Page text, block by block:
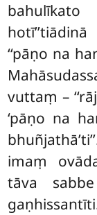
‘‘pāṇo na
vuttaṃ –
‘pāṇo na
imaṃ
tāva